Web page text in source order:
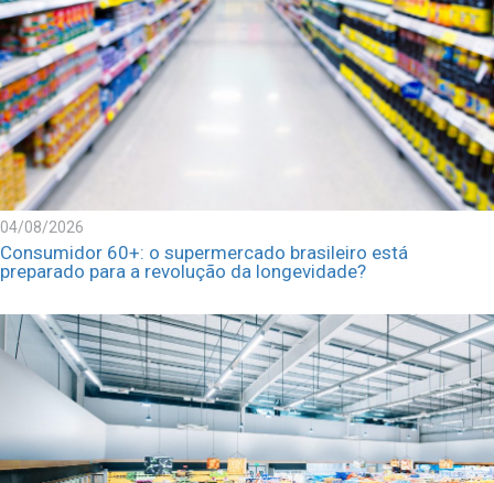
04/08/2026
Consumidor 60+: o supermercado brasileiro está
preparado para a revolução da longevidade?